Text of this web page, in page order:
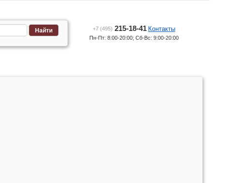
Найти +7 (495) 215-18-41 Контакты
Пн-Пт: 8:00-20:00; Сб-Вс: 9:00-20:00